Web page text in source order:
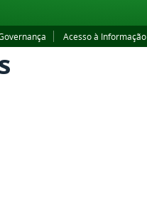
Acesso à Informação